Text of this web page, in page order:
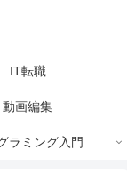
IT転職
動画編集
ラミング入門